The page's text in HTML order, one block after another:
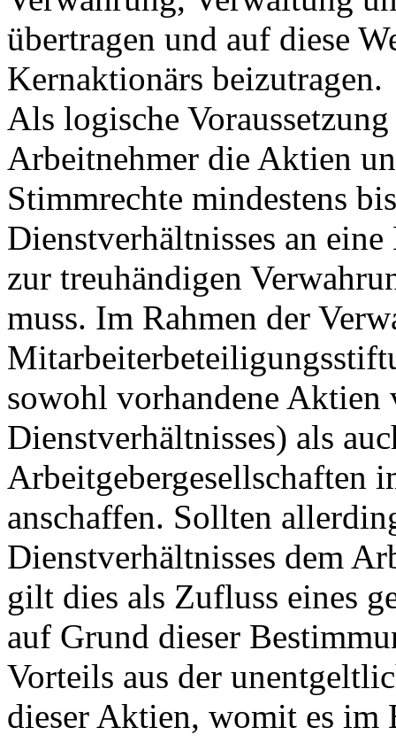
übertragen und auf diese
Kernaktionärs beizutragen.
Als logische
Arbeitnehmer die Aktien
Stimmrechte mindestens
Dienstverhältnisses an
zur treuhändigen
muss. Im Rahmen der
sowohl vorhandene Aktien
Dienstverhältnisses) als
Arbeitgebergesellschaften
anschaffen. Sollten
Dienstverhältnisses dem
gilt dies als Zufluss eines
auf Grund dieser
Vorteils aus der
dieser Aktien, womit es im